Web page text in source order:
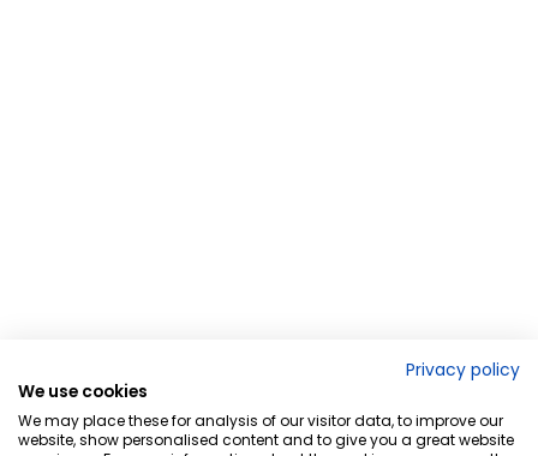
Privacy policy
We use cookies
We may place these for analysis of our visitor data, to improve our
website, show personalised content and to give you a great website